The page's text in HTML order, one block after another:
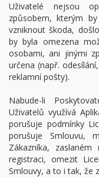
Uživatelé nejsou
způsobem, kterým
vzniknout škoda,
by byla omezena
osobami, ani jinými
určena (např.
reklamní pošty).
Nabude-li
Uživatelů využívá
porušuje podmínky
porušuje Smlouvu,
Zákazníka,
registraci, omezit
Smlouvy, a to i tak, že